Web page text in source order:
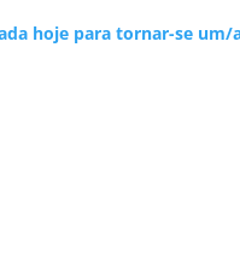
hoje para tornar-se um/